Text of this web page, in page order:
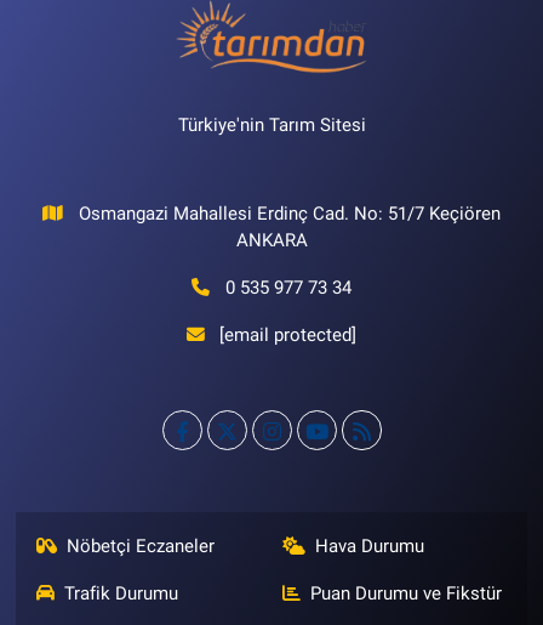
Türkiye'nin Tarım Sitesi
Osmangazi Mahallesi Erdinç Cad. No: 51/7 Keçiören
ANKARA
0 535 977 73 34
[email protected]
Nöbetçi Eczaneler Hava Durumu
Trafik Durumu Puan Durumu ve Fikstür